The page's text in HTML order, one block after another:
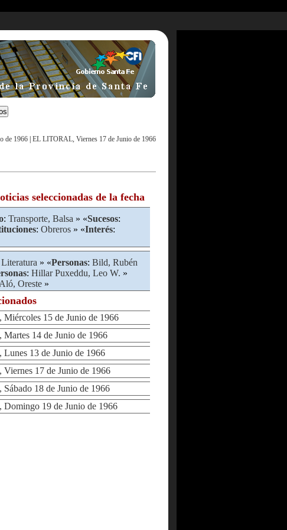
de 1966 EL LITORAL, Viernes 17 de Junio de 1966
seleccionadas de la fecha
: Transporte, Balsa » «Sucesos:
: Obreros » «Interés:
Literatura » «Personas: Bild, Rubén
: Hillar Puxeddu, Leo W. »
Oreste »
15 de Junio de 1966
14 de Junio de 1966
13 de Junio de 1966
17 de Junio de 1966
18 de Junio de 1966
19 de Junio de 1966